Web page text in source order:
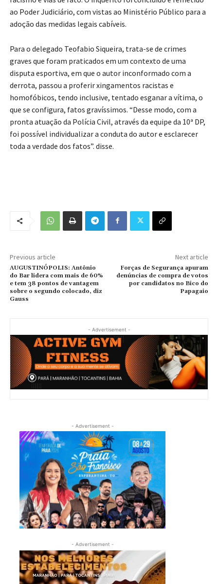
ao Poder Judiciário, com vistas ao Ministério Público para a
adoção das medidas legais cabíveis.
Para o delegado Teofabio Siqueira, trata-se de crimes
graves que foram praticados em um contexto de uma
disputa esportiva, em que o autor inconformado com a
derrota, passou a proferir xingamentos racistas e
homofóbicos, tendo inclusive, tentado esganar a vítima, o
que se configura, fatos gravíssimos. “Desse modo, com a
pronta atuação da Polícia Civil, através da equipe da 10ª DP,
foi possível individualizar a conduta do autor e esclarecer
toda a verdade dos fatos”. disse.
Previous article
AUGUSTINÓPOLIS: Antônio
do Bar lidera com mais de 60%
e tem 38 pontos de vantagem
sobre o segundo colocado, diz
Gauss
Next article
Forças de Segurança apuram
denúncias de compra de votos
por candidatos no Bico do
Papagaio
- Advertisement -
- Advertisement -
- Advertisement -